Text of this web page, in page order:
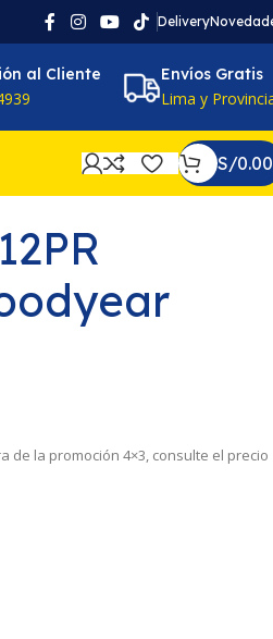
Delivery
al Cliente Envíos Gratis
Lima y
S/0.00
de la promoción 4×3, consulte el precio